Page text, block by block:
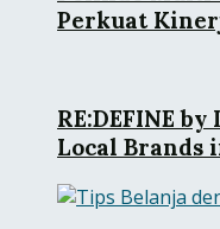
Perkuat
RE:DEFINE
Local Brands